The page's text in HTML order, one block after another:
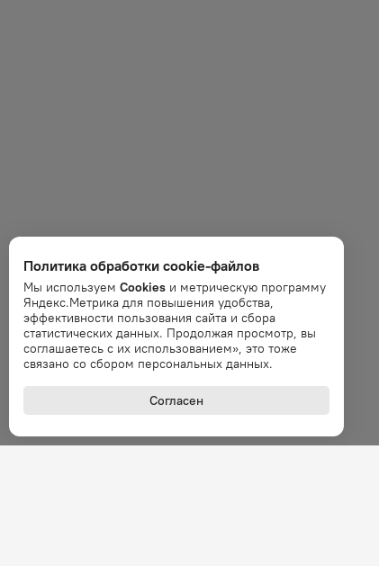
Политика обработки cookie-файлов
Мы используем Cookies и метрическую программу
Яндекс.Метрика для повышения удобства,
эффективности пользования сайта и сбора
статистических данных. Продолжая просмотр, вы
соглашаетесь с их использованием», это тоже
связано со сбором персональных данных.
Согласен